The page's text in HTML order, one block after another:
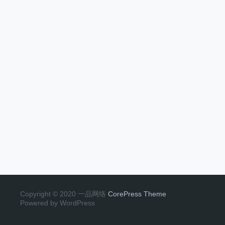
Copyright © 2020 一品网络 CorePress Theme
Powered by WordPress